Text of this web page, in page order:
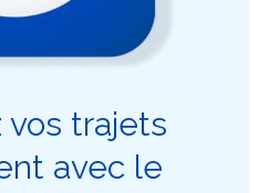
vos trajets
avec le